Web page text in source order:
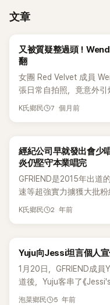
文章
又被質疑整過頭！
翻
女團 Red Velvet 成員
張日常自拍照，竟意外引
連帶讓沉寂已久的整形
擴散。 事實上，近一年
顯」，整形質疑始終如影
頰，認為 Wendy 本來就
放大檢視；但另一派酸
議，語氣相當犀利。 有人
來止血，直言：「不管
大家都知道她本人長怎樣
說，她本人比那張照片好
Wendy 推上「外貌審判台
K氏鄉民 7 個月前
經紀公司早就發出會少
炎仍堅守本業唱完
GFRIEND是2015年出道
速等超強實力擄獲大批
年5月毫無預警宣佈團體
開場。 當天，成員Yuju
爆發性的歌唱實力，展
GFRIEND在開場表演了《
《LOVE WHISPER》等三
K氏鄉民 2 年前
Yuju向Jessi坦言個人宣
1月20日，GFRIEND成員
道後，Yuju客串了《
與她的GFRIEND成員一
泡菜鄉民 5 年前